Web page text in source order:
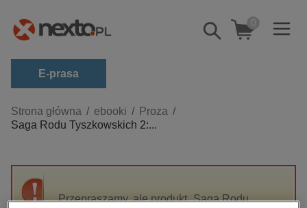
Pokaż/schowaj
wyszukiwarkę
0
E-prasa
Kategorie
Zobacz wszystkie E-prasa
budownictwo, aranżacja wnętrz
darmowe wydania
Strona główna ebooki
Proza
Saga Rodu Tyszkowskich 2:...
Przepraszamy, ale produkt „Saga Rodu